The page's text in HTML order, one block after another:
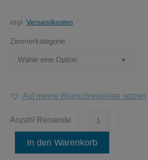
zzgl. Versandkosten
Zimmerkategorie
Auf meine Wunschreiseliste setzen
20.11.-22.11.2026
Express
in
In den Warenkorb